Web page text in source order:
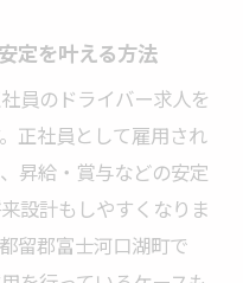
くコツと必須条件
生充実の職場選び
求人を見極める必須
イバー求人の見分け
定を叶える方法
員のドライバー求人を
正社員として雇用され
昇給・賞与などの安定
設計もしやすくなりま
留郡富士河口湖町で